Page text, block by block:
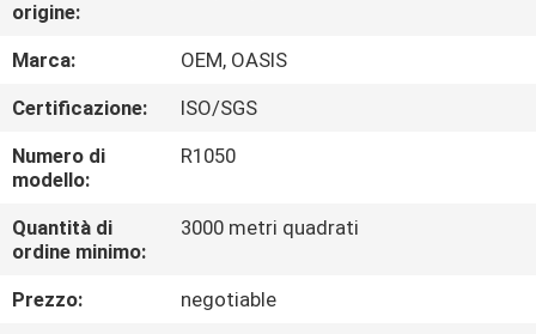
GIRO
DELLA
FABBRICA
CONTROLLO
DI
QUALITÀ
origine:
Marca:
OEM, OASIS
Certificazione:
ISO/SGS
Numero di
modello:
R1050
Quantità di
ordine minimo:
3000 metri quadrati
Prezzo:
negotiable